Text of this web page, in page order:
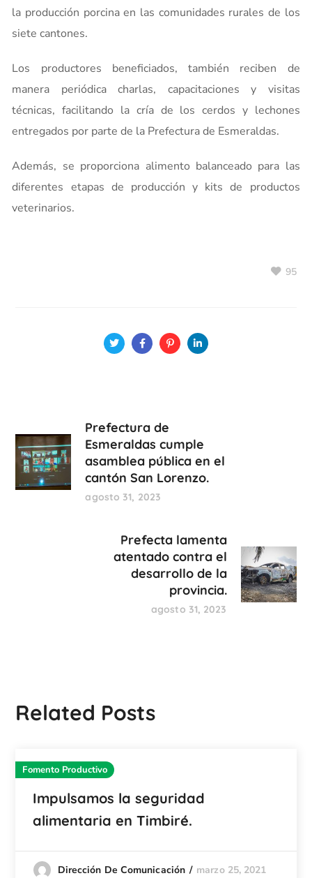
la producción porcina en las comunidades rurales de los
siete cantones.
Los productores beneficiados, también reciben de
manera periódica charlas, capacitaciones y visitas
técnicas, facilitando la cría de los cerdos y lechones
entregados por parte de la Prefectura de Esmeraldas.
Además, se proporciona alimento balanceado para las
diferentes etapas de producción y kits de productos
veterinarios.
95
Prefectura de
Esmeraldas cumple
asamblea pública en el
cantón San Lorenzo.
agosto 31, 2023
Prefecta lamenta
atentado contra el
desarrollo de la
provincia.
agosto 31, 2023
Related Posts
Fomento Productivo
Impulsamos la seguridad
alimentaria en Timbiré.
Dirección De Comunicación marzo 25, 2021